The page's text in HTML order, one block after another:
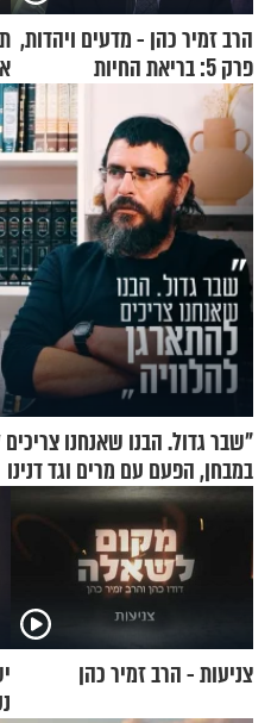
הרב זמיר כהן - מדעים ויהדות,
פרק 5: בריאת החיות
"שבר גדול. הבנו שאנחנו צריכים
במבחן, הפעם עם מרים וגד דנינו
צניעות - הרב זמיר כהן